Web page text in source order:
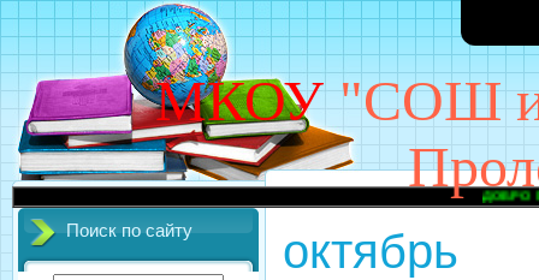
МКОУ "СОШ
ДОБРО
Поиск по сайту октябрь